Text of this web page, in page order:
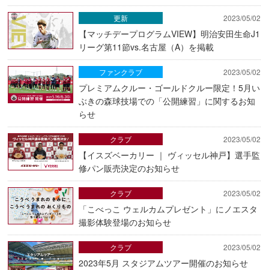
2023/05/02
【マッチデープログラムVIEW】明治安田生命J1
リーグ第11節vs.名古屋（A）を掲載
更新
2023/05/02
プレミアムクルー・ゴールドクルー限定！5月い
ぶきの森球技場での「公開練習」に関するお知
らせ
ファンクラブ
2023/05/02
【イスズベーカリー ｜ ヴィッセル神戸】選手監
修パン販売決定のお知らせ
クラブ
2023/05/02
「こべっこ ウェルカムプレゼント」にノエスタ
撮影体験登場のお知らせ
クラブ
2023/05/02
2023年5月 スタジアムツアー開催のお知らせ
クラブ